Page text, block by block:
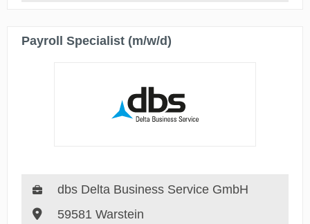
Payroll Specialist (m/w/d)
dbs Delta Business Service GmbH
59581 Warstein